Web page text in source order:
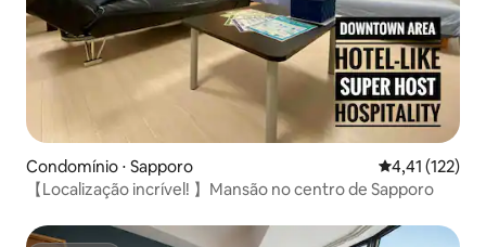
Condomínio ⋅ Sapporo 4,41 de uma
4,41 (122)
【Localização incrível! 】Mansão no centro de Sapporo